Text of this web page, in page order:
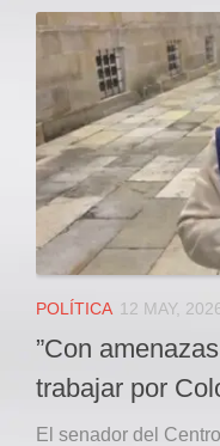
POLÍTICA 12 MAY,
”Con
trabajar por
El senador del